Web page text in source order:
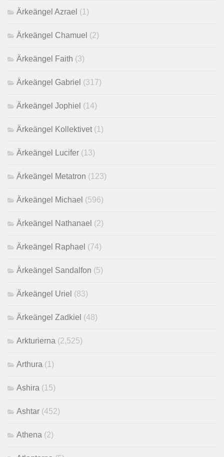
Ärkeängel Azrael (1)
Ärkeängel Chamuel (2)
Ärkeängel Faith (3)
Ärkeängel Gabriel (317)
Ärkeängel Jophiel (14)
Ärkeängel Kollektivet (1)
Ärkeängel Lucifer (13)
Ärkeängel Metatron (123)
Ärkeängel Michael (596)
Ärkeängel Nathanael (2)
Ärkeängel Raphael (74)
Ärkeängel Sandalfon (5)
Ärkeängel Uriel (83)
Ärkeängel Zadkiel (48)
Arkturierna (2,525)
Arthura (1)
Ashira (15)
Ashtar (452)
Athena (2)